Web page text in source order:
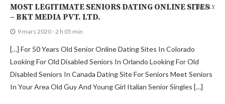
MOST LEGITIMATE SENIORS DATING ONLINE SITES
– BKT MEDIA PVT. LTD.
9 mars 2020 - 2 h 05 min
[…] For 50 Years Old Senior Online Dating Sites In Colorado
Looking For Old Disabled Seniors In Orlando Looking For Old
Disabled Seniors In Canada Dating Site For Seniors Meet Seniors
In Your Area Old Guy And Young Girl Italian Senior Singles […]
REPLY